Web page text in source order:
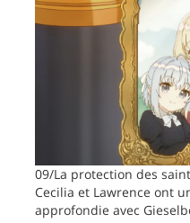
09/La protection des
Cecilia et Lawrence ont
approfondie avec